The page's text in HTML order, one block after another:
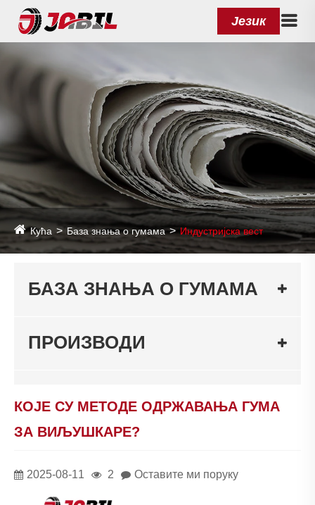
Језик
Кућа База знања о гумама Индустријска вест
БАЗА ЗНАЊА О ГУМАМА
ПРОИЗВОДИ
КОЈЕ СУ МЕТОДЕ ОДРЖАВАЊА ГУМА
ЗА ВИЉУШКАРЕ?
2025-08-11 2 Оставите ми поруку